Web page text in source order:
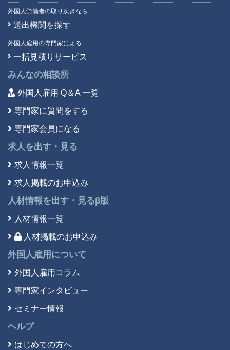
外国人労働者の取り次ぎなら
送出機関を探す
外国人雇用の専門家による
一括見積りサービス
みんなの相談所
外国人雇用 Q＆A 一覧
専門家に質問をする
専門家会員になる
求人を出す・見る
求人情報一覧
求人掲載のお申込み
人材情報を出す・見るβ版
人材情報一覧
人材掲載のお申込み
外国人雇用について
外国人雇用コラム
専門家インタビュー
セミナー情報
ヘルプ
はじめての方へ